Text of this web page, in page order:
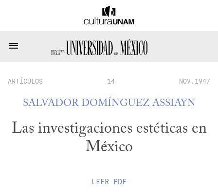
ARTÍCULOS 14 NOV.1947
SALVADOR DOMÍNGUEZ ASSIAYN
Las investigaciones estéticas en
México
LEER PDF